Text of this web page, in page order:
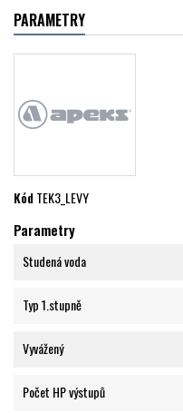
PARAMETRY
KódTEK3_LEVY
Parametry
Studená voda
Typ 1.stupně
Vyvážený
Počet HP výstupů